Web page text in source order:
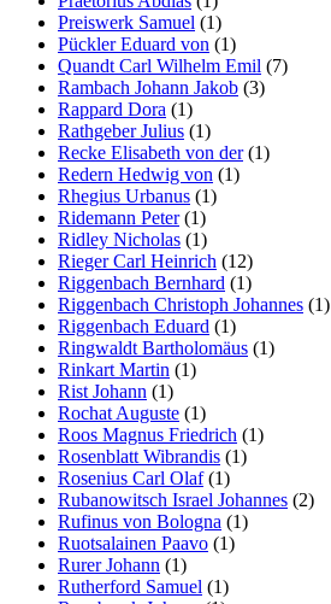
Preiswerk Samuel (1)
Pückler Eduard von (1)
Quandt Carl Wilhelm Emil (7)
Rambach Johann Jakob (3)
Rappard Dora (1)
Rathgeber Julius (1)
Recke Elisabeth von der(1)
Redern Hedwig von (1)
Rhegius Urbanus (1)
Ridemann Peter(1)
Ridley Nicholas (1)
Rieger Carl Heinrich (12)
Riggenbach Bernhard (1)
Riggenbach Christoph Johannes (1)
Riggenbach Eduard (1)
Ringwaldt Bartholomäus (1)
Rinkart Martin (1)
Rist Johann (1)
Rochat Auguste (1)
Roos Magnus Friedrich (1)
Rosenblatt Wibrandis (1)
Rosenius Carl Olaf(1)
Rubanowitsch Israel Johannes (2)
Rufinus von Bologna (1)
Ruotsalainen Paavo (1)
Rurer Johann (1)
Rutherford Samuel (1)